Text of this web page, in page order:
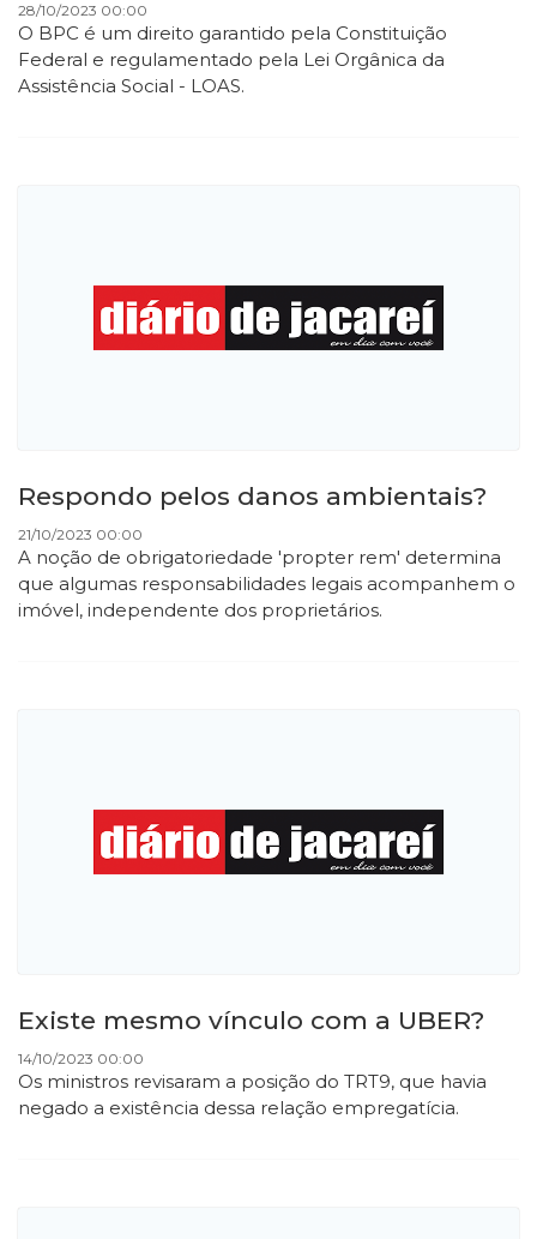
28/10/2023 00:00
O BPC é um direito garantido pela Constituição
Federal e regulamentado pela Lei Orgânica da
Assistência Social - LOAS.
Respondo pelos danos ambientais?
21/10/2023 00:00
A noção de obrigatoriedade 'propter rem' determina
que algumas responsabilidades legais acompanhem o
imóvel, independente dos proprietários.
Existe mesmo vínculo com a UBER?
14/10/2023 00:00
Os ministros revisaram a posição do TRT9, que havia
negado a existência dessa relação empregatícia.